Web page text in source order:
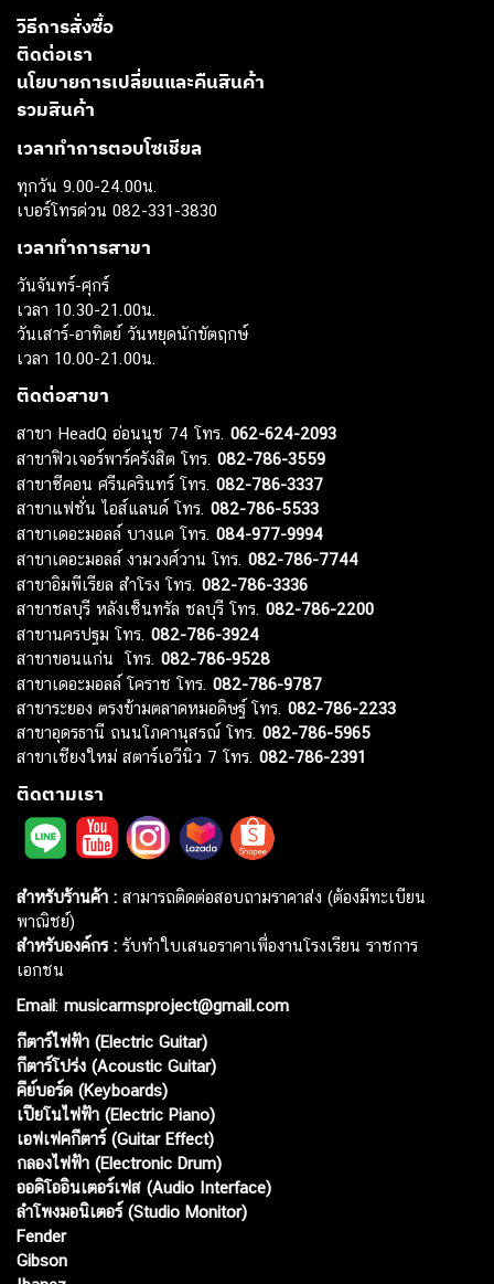
วิธีการสั่งซื้อ
ติดต่อเรา
นโยบายการเปลี่ยนและคืนสินค้า
รวมสินค้า
เวลาทำการตอบโซเชียล
ทุกวัน 9.00-24.00น.
เบอร์โทรด่วน 082-331-3830
เวลาทำการสาขา
วันจันทร์-ศุกร์
เวลา 10.30-21.00น.
วันเสาร์-อาทิตย์ วันหยุดนักขัตฤกษ์
เวลา 10.00-21.00น.
ติดต่อสาขา
สาขา HeadQ อ่อนนุช 74 โทร. 062-624-2093
สาขาฟิวเจอร์พาร์ครังสิต โทร. 082-786-3559
สาขาซีคอน ศรีนครินทร์ โทร. 082-786-3337
สาขาแฟชั่น ไอส์แลนด์ โทร. 082-786-5533
สาขาเดอะมอลล์ บางแค โทร. 084-977-9994
สาขาเดอะมอลล์ งามวงศ์วาน โทร. 082-786-7744
สาขาอิมพีเรียล สำโรง โทร. 082-786-3336
สาขาชลบุรี หลังเซ็นทรัล ชลบุรี โทร. 082-786-2200
สาขานครปฐม โทร. 082-786-3924
สาขาขอนแก่น โทร. 082-786-9528
สาขาเดอะมอลล์ โคราช โทร. 082-786-9787
สาขาระยอง ตรงข้ามตลาดหมอดิษฐ์ โทร. 082-786-2233
สาขาอุดรธานี ถนนโภคานุสรณ์ โทร. 082-786-5965
สาขาเชียงใหม่ สตาร์เอวีนิว 7 โทร. 082-786-2391
ติดตามเรา
สำหรับร้านค้า : สามารถติดต่อสอบถามราคาส่ง (ต้องมีทะเบียน
พาณิชย์)
สำหรับองค์กร : รับทำใบเสนอราคาเพื่องานโรงเรียน ราชการ
เอกชน
Email: musicarmsproject@gmail.com
กีตาร์ไฟฟ้า (Electric Guitar)
กีตาร์โปร่ง (Acoustic Guitar)
คีย์บอร์ด (Keyboards)
เปียโนไฟฟ้า (Electric Piano)
เอฟเฟคกีตาร์ (Guitar Effect)
กลองไฟฟ้า (Electronic Drum)
ออดิโออินเตอร์เฟส (Audio Interface)
ลำโพงมอนิเตอร์ (Studio Monitor)
Fender
Gibson